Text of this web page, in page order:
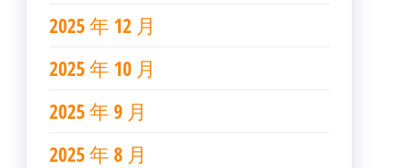
2025 年 12 月
2025 年 10 月
2025 年 9 月
2025 年 8 月